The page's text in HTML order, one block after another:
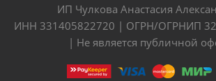
ИП Чулкова Анастасия
ИНН 331405822720 | ОГРН/ОГРНИП
| Не является публичной